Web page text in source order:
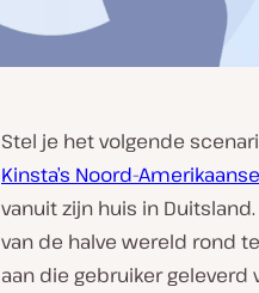
Stel je het volgende
Kinsta’s Noord-
vanuit zijn huis in
van de halve wereld rond
aan die gebruiker geleverd